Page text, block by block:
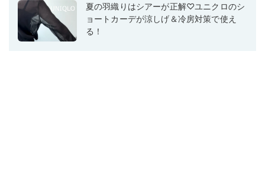
夏の羽織りはシアーが正解♡ユニクロのシ
ョートカーデが涼しげ＆冷房対策で使え
る！